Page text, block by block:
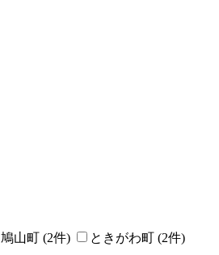
鳩山町 (2件) ときがわ町 (2件)